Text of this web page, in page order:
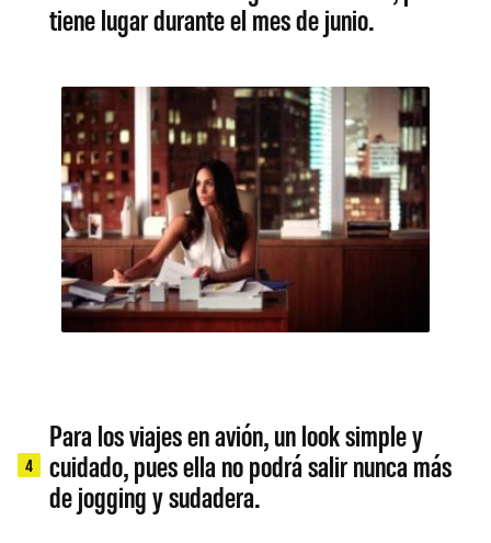
tiene lugar durante el mes de junio.
4
Para los viajes en avión, un look simple y
cuidado, pues ella no podrá salir nunca más
de jogging y sudadera.